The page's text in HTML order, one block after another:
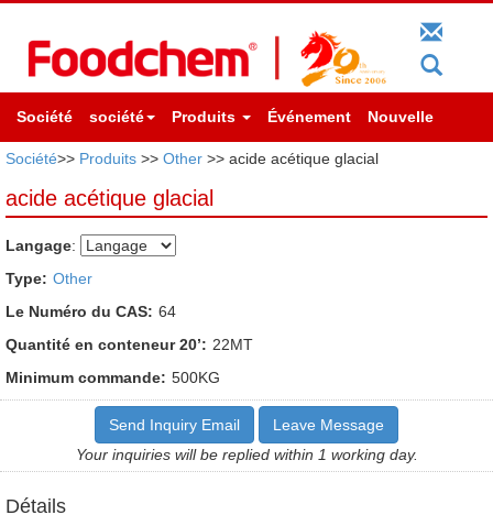
Société société Produits Événement Nouvelle
Société>> Produits >> Other >> acide acétique glacial
acide acétique glacial
Langage:
Type: Other
Le Numéro du CAS: 64
Quantité en conteneur 20’: 22MT
Minimum commande: 500KG
Send Inquiry Email
Leave Message
Your inquiries will be replied within 1 working day.
Détails